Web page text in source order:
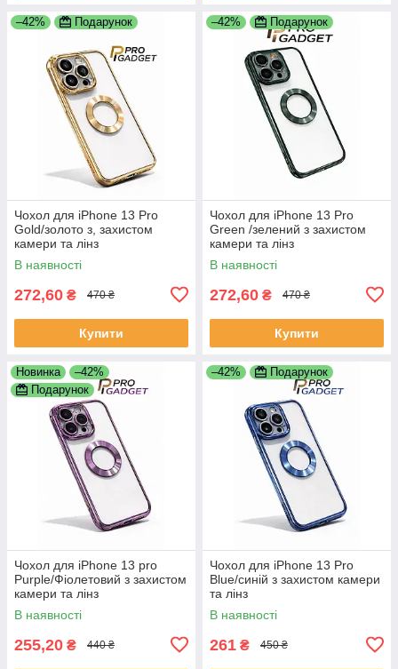
–42% Подарунок
Чохол для iPhone 13 Pro
Gold/золото з, захистом
камери та лінз
В наявності
272,60 ₴ 470 ₴
Купити
–42% Подарунок
Чохол для iPhone 13 Pro
Green /зелений з захистом
камери та лінз
В наявності
272,60 ₴ 470 ₴
Купити
Новинка
–42%
Подарунок
Чохол для iPhone 13 pro
Purple/Фіолетовий з захистом
камери та лінз
В наявності
255,20 ₴ 440 ₴
–42% Подарунок
Чохол для iPhone 13 Pro
Blue/синій з захистом камери
та лінз
В наявності
261 ₴ 450 ₴